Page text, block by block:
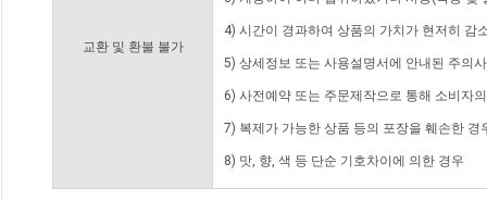
교환 및 환불 불가
4) 시간이 경과하여 상품의 가치가 현저히 감
5) 상세정보 또는 사용설명서에 안내된 주의
6) 사전예약 또는 주문제작으로 통해 소비자
7) 복제가 가능한 상품 등의 포장을 훼손한 경
8) 맛, 향, 색 등 단순 기호차이에 의한 경우